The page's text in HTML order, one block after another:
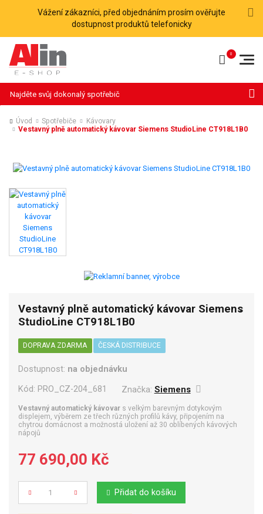
Vážení zákazníci, před objednáním prosím ověřujte
dostupnost produktů telefonicky
Úvod Spotřebiče
Kávovary
Vestavný plně automatický kávovar Siemens StudioLine CT918L1B0
Vestavný plně automatický kávovar Siemens
StudioLine CT918L1B0
DOPRAVA ZDARMA ČESKÁ DISTRIBUCE
Dostupnost: na objednávku
Kód: PRO_CZ-204_681 Značka: Siemens
Vestavný automatický kávovar s velkým barevným dotykovým
displejem, výběrem ze třech různých profilů kávy, připojením na
chytrou domácnost a možnostá uložení až 30 oblíbených kávových
nápojů
77 690,00 Kč
Počet Přidat do košíku